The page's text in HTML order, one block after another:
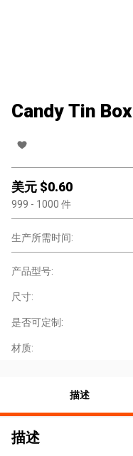
Candy Tin Box
美元 $0.60
999 - 1000 件
生产所需时间:
产品型号:
尺寸:
是否可定制:
材质:
描述
描述